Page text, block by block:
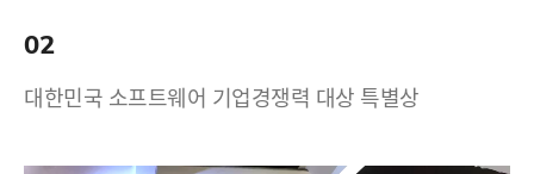
02
대한민국 소프트웨어 기업경쟁력 대상 특별상